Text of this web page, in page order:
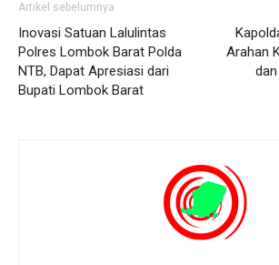
Artikel sebelumnya
Inovasi Satuan Lalulintas
Polres Lombok Barat Polda
NTB, Dapat Apresiasi dari
Bupati Lombok Barat
Arahan